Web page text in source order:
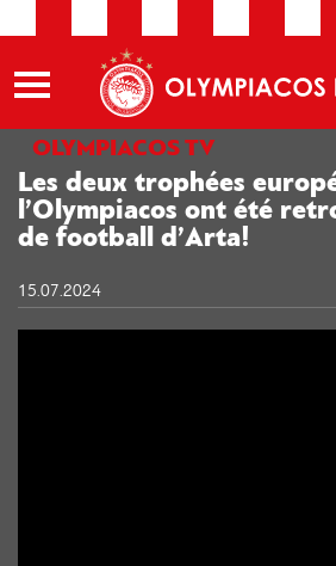
OLYMPIACOS TV
Les deux trophées
l’Olympiacos ont été
de football d’Arta!
15.07.2024